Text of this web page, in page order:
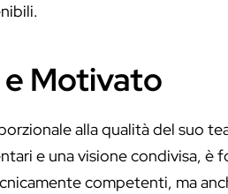
e Motivato
alla qualità del suo
e una visione condivisa, è
competenti, ma